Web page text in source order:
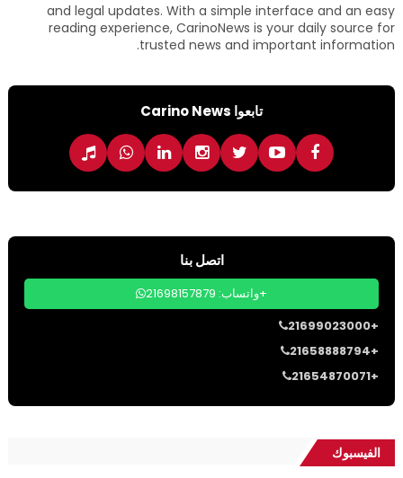
and legal updates. With a simple interface and an easy
reading experience, CarinoNews is your daily source for
trusted news and important information.
تابعوا Carino News
اتصل بنا
واتساب: 21698157879+
21699023000+
21658888794+
21654870071+
الفيسبوك